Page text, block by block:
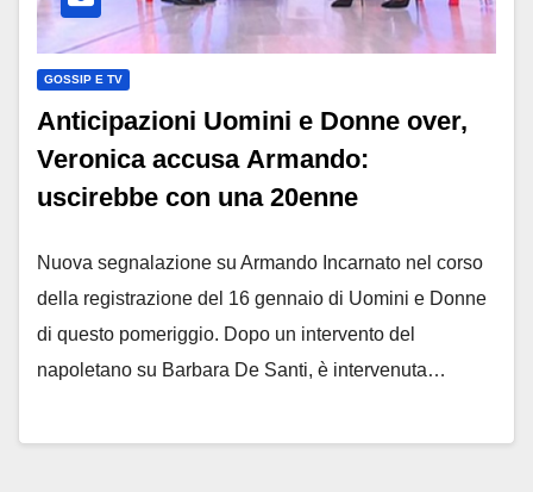
GOSSIP E TV
Anticipazioni Uomini e Donne over,
Veronica accusa Armando:
uscirebbe con una 20enne
Nuova segnalazione su Armando Incarnato nel corso
della registrazione del 16 gennaio di Uomini e Donne
di questo pomeriggio. Dopo un intervento del
napoletano su Barbara De Santi, è intervenuta…